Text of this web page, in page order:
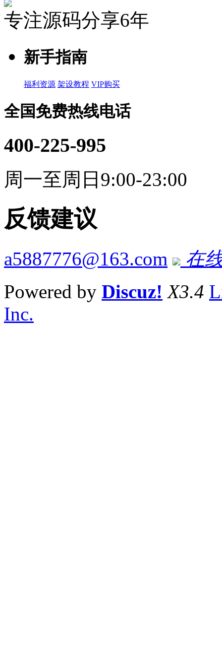
专注源码分享6年
新手指南
福利资源 架设教程 VIP购买
全国免费热线电话
400-225-995
周一至周日9:00-23:00
反馈建议
a5887776@163.com
在
Powered by Discuz! X3.4
Inc.